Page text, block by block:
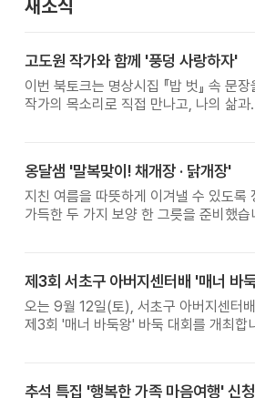
새소식
고도원 작가와 함께 '풍덩 사랑하자'
이번 북토크는 명상시집 『밥 벗』 속 문장
작가의 목소리로 직접 만나고, 나의 삶과
옹달샘 '말복맞이! 채개장 · 닭개장'
지친 여름을 따뜻하게 이겨낼 수 있도록
가득한 두 가지 보양 한 그릇을 준비했습
오는 9월 12일(토), 서초구 아버지센터배
제3회 '매너 바둑왕' 바둑 대회를 개최합
추석 특집 '행복한 가족 마음여행' 신